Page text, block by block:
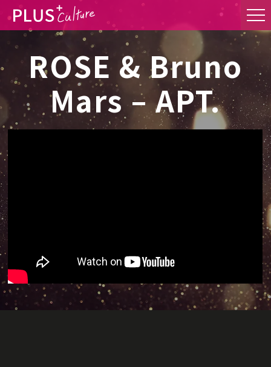
ROSE & Bruno
Mars – APT.